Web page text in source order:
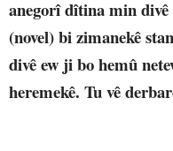
anegorî dîtina min
(novel) bi zimanekê
divê ew ji bo hemû
heremekê. Tu vê